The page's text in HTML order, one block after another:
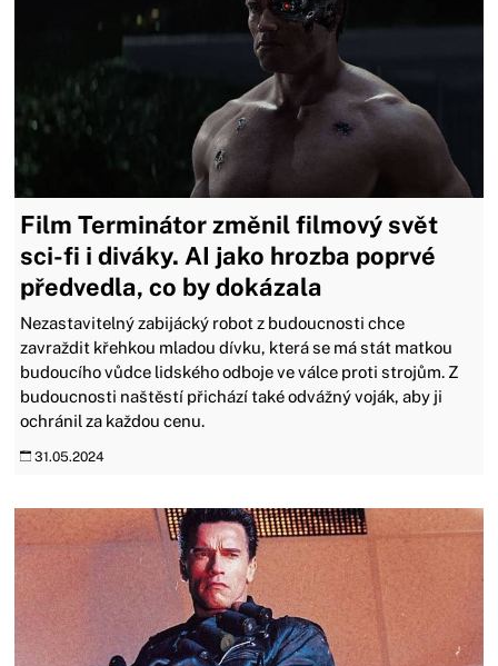
Film Terminátor změnil filmový svět
sci-fi i diváky. AI jako hrozba poprvé
předvedla, co by dokázala
Nezastavitelný zabijácký robot z budoucnosti chce
zavraždit křehkou mladou dívku, která se má stát matkou
budoucího vůdce lidského odboje ve válce proti strojům. Z
budoucnosti naštěstí přichází také odvážný voják, aby ji
ochránil za každou cenu.
31.05.2024